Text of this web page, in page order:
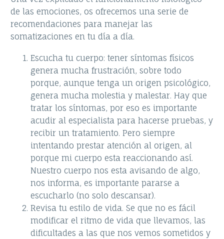
de las emociones, os ofrecemos una serie de
recomendaciones para manejar las
somatizaciones en tu día a día.
Escucha tu cuerpo: tener síntomas físicos
genera mucha frustración, sobre todo
porque, aunque tenga un origen psicológico,
genera mucha molestia y malestar. Hay que
tratar los síntomas, por eso es importante
acudir al especialista para hacerse pruebas, y
recibir un tratamiento. Pero siempre
intentando prestar atención al origen, al
porque mi cuerpo esta reaccionando así.
Nuestro cuerpo nos esta avisando de algo,
nos informa, es importante pararse a
escucharlo (no solo descansar).
Revisa tu estilo de vida. Se que no es fácil
modificar el ritmo de vida que llevamos, las
dificultades a las que nos vemos sometidos y